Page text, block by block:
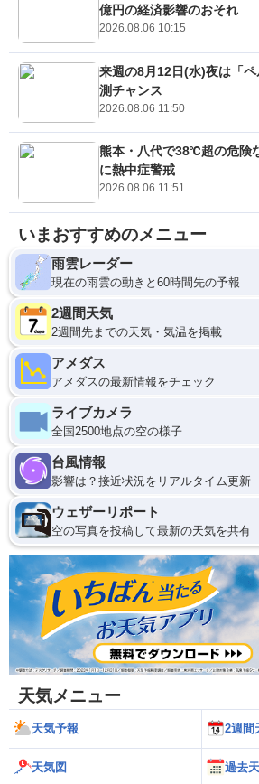
億円の経済影響のおそれ
2026.08.06 10:15
来週の8月12日(水)夜は「
測チャンス
2026.08.06 11:50
熊本・八代で38℃超の危
に熱中症警戒
2026.08.06 11:51
いまおすすめのメニュー
雨雲レーダー
現在の雨雲の動きと60時間先の予報
2週間天気
2週間先までの天気・気温を掲載
アメダス
アメダスの最新情報をチェック
ライブカメラ
全国2500地点の空の様子
台風情報
影響は？接近状況をリアルタイム更新
ウェザーリポート
空の写真を投稿して最新の天気を共有
天気メニュー
天気予報 2週間
天気図 過去